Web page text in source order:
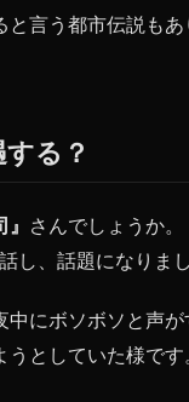
言う都市伝説も
る？
さんでしょうか。
し、話題になりまし
にボソボソと声が
としていた様です